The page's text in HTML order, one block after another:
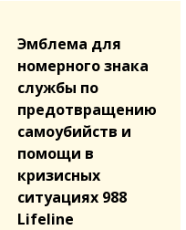
Эмблема для
номерного знака
службы по
предотвращению
самоубийств и
помощи в
кризисных
ситуациях 988
Lifeline